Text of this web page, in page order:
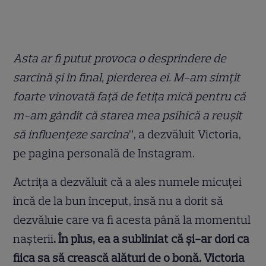
Asta ar fi putut provoca o desprindere de
sarcină și în final, pierderea ei. M-am simțit
foarte vinovată față de fetița mică pentru că
m-am gândit că starea mea psihică a reușit
să influențeze sarcina”, a dezvăluit Victoria,
pe pagina personală de Instagram.
Actrița a dezvăluit că a ales numele micuței
încă de la bun început, însă nu a dorit să
dezvăluie care va fi acesta până la momentul
nașterii. În plus, ea a subliniat că și-ar dori ca
fiica sa să crească alături de o bonă. Victoria